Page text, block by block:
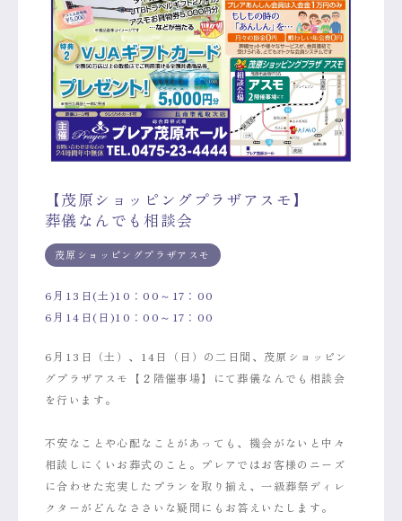
【茂原ショッピングプラザアスモ】
葬儀なんでも相談会
茂原ショッピングプラザアスモ
6月13日(土)10：00～17：00
6月14日(日)10：00～17：00
6月13日（土）、14日（日）の二日間、茂原ショッピン
グプラザアスモ【２階催事場】にて葬儀なんでも相談会
を行います。
不安なことや心配なことがあっても、機会がないと中々
相談しにくいお葬式のこと。プレアではお客様のニーズ
に合わせた充実したプランを取り揃え、一級葬祭ディレ
クターがどんなささいな疑問にもお答えいたします。